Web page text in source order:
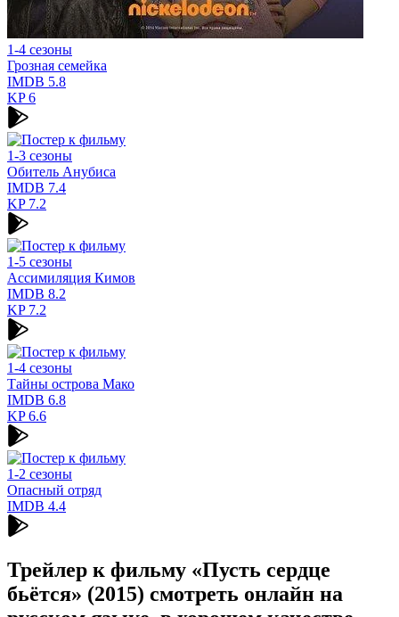
1-4 сезоны
Грозная семейка
IMDB 5.8
KP6
1-3 сезоны
Обитель Анубиса
IMDB 7.4
KP7.2
1-5 сезоны
Ассимиляция Кимов
IMDB 8.2
KP7.2
1-4 сезоны
Тайны острова Мако
IMDB 6.8
KP6.6
1-2 сезоны
Опасный отряд
IMDB 4.4
Трейлер к фильму «Пусть сердце
бьётся» (2015) cмотреть онлайн на